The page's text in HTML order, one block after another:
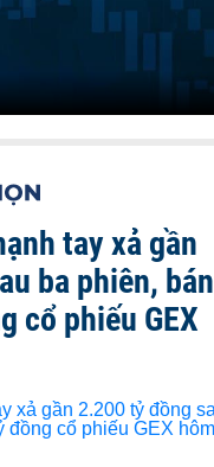
tay xả gần
ba phiên, bán
cổ phiếu GEX